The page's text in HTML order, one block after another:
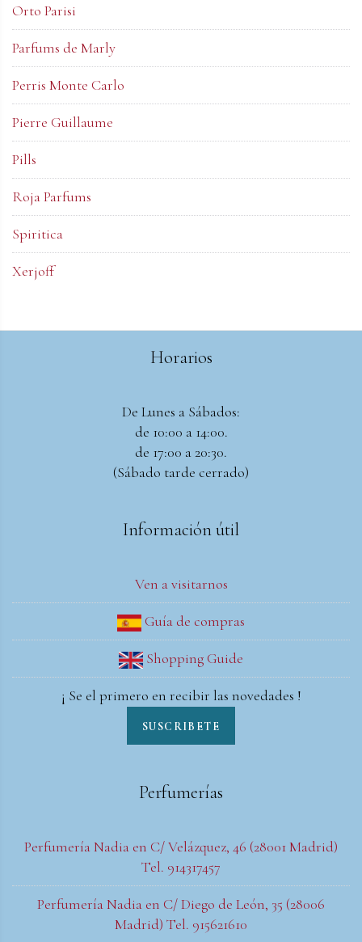
Orto Parisi
Parfums de Marly
Perris Monte Carlo
Pierre Guillaume
Pills
Roja Parfums
Spiritica
Xerjoff
Horarios
De Lunes a Sábados:
de 10:00 a 14:00.
de 17:00 a 20:30.
(Sábado tarde cerrado)
Información útil
Ven a visitarnos
Guía de compras
Shopping Guide
¡ Se el primero en recibir las novedades !
SUSCRIBETE
Perfumerías
Perfumería Nadia en C/ Velázquez, 46 (28001 Madrid)
Tel. 914317457
Perfumería Nadia en C/ Diego de León, 35 (28006
Madrid) Tel. 915621610